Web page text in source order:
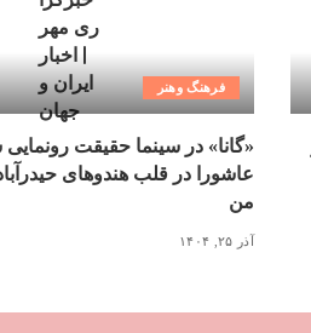
فرهنگ وهنر
«گانا» در سینما حقیقت رونمایی
عاشورا در قلب هندوهای
من
آذر ۲۵, ۱۴۰۴